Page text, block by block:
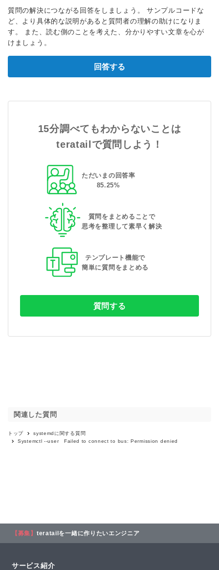
質問の解決につながる回答をしましょう。 サンプルコードな
ど、より具体的な説明があると質問者の理解の助けになりま
す。 また、読む側のことを考えた、分かりやすい文章を心が
けましょう。
回答する
15分調べてもわからないことは
teratailで質問しよう！
ただいまの回答率
85.25%
質問をまとめることで
思考を整理して素早く解決
テンプレート機能で
簡単に質問をまとめる
質問する
関連した質問
トップ systemd に関する質問
Systemctl --user Failed to connect to bus: Permission denied
【募集】 teratailを一緒に作りたいエンジニア
サービス紹介